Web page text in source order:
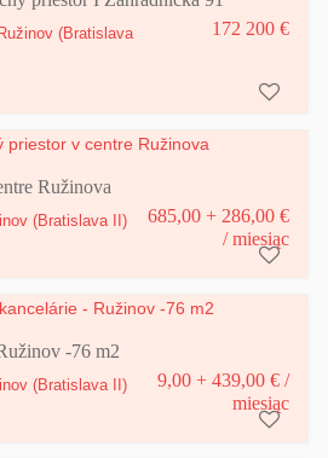
(Bratislava
172 200 €
Ružinova
(Bratislava II)
685,00 + 286,00 €
/ miesiąc
-76 m2
(Bratislava II)
9,00 + 439,00 € /
miesiąc